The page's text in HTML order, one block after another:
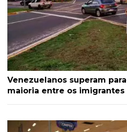
Venezuelanos superam
maioria entre os imigrantes